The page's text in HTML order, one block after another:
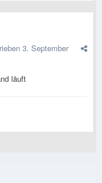
3. September
läuft